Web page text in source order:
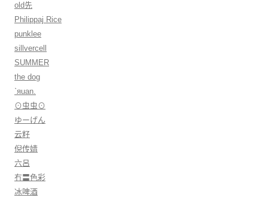
old先
Philippaj Rice
punklee
sillvercell
SUMMER
the dog
ˋяuan.
⊙虫虫⊙
ゆーげん
云籽
倪传婧
六呂
冇〓色彩
冰啤酒